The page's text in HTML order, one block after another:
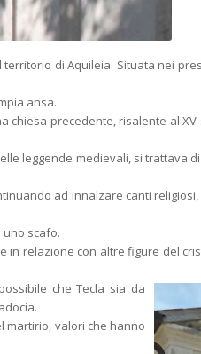
di Aquileia. Situata nei
ansa.
chiesa precedente, risalente al
leggende medievali, si trattava
ad innalzare canti
scafo.
relazione con altre figure del
che Tecla sia da
martirio, valori che hanno